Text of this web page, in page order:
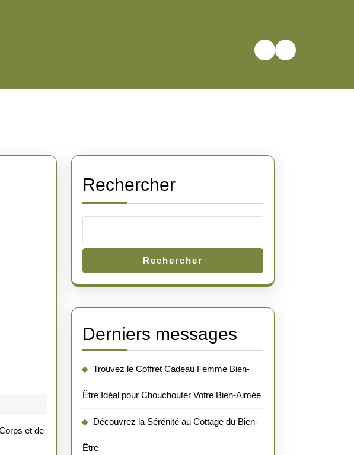
Rechercher
Rechercher
Derniers messages
Trouvez le Coffret Cadeau Femme Bien-
Être Idéal pour Chouchouter Votre Bien-Aimée
Découvrez la Sérénité au Cottage du Bien-
Être